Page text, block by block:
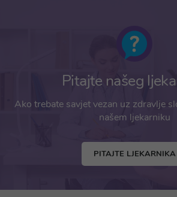
Pitajte našeg
Ako trebate savjet vezan uz zdravlje
našem ljekarniku
PITAJTE LJEKARNIKA